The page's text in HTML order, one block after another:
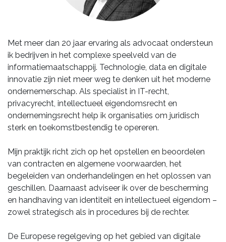
Met meer dan 20 jaar ervaring als advocaat ondersteun
ik bedrijven in het complexe speelveld van de
informatiemaatschappij. Technologie, data en digitale
innovatie zijn niet meer weg te denken uit het moderne
ondernemerschap. Als specialist in IT-recht,
privacyrecht, intellectueel eigendomsrecht en
ondernemingsrecht help ik organisaties om juridisch
sterk en toekomstbestendig te opereren.
Mijn praktijk richt zich op het opstellen en beoordelen
van contracten en algemene voorwaarden, het
begeleiden van onderhandelingen en het oplossen van
geschillen. Daarnaast adviseer ik over de bescherming
en handhaving van identiteit en intellectueel eigendom –
zowel strategisch als in procedures bij de rechter.
De Europese regelgeving op het gebied van digitale